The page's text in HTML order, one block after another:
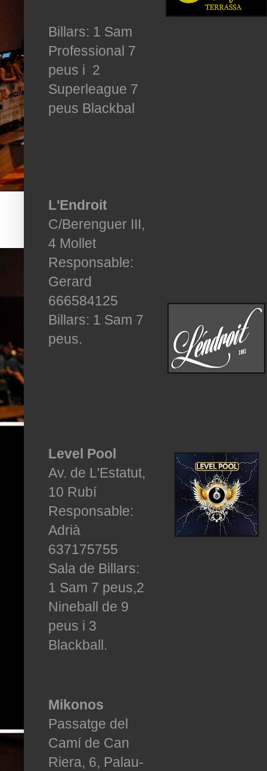
Billars: 1 Sam
Professional 7
peus i 2
Superleague 7
peus Blackbal
L'Endroit
C/Berenguer III,
4 Mollet
Responsable:
Gerard
666584125
Billars: 1 Sam 7
peus.
Level Pool
Av. de L'Estatut,
10 Rubí
Responsable:
Adrià
637175755
Sala de Billars:
1 Sam 7 peus,2
Nineball de 9
peus i 3
Blackball.
Mikonos
Passatge del
Camí de Can
Riera, 6, Palau-